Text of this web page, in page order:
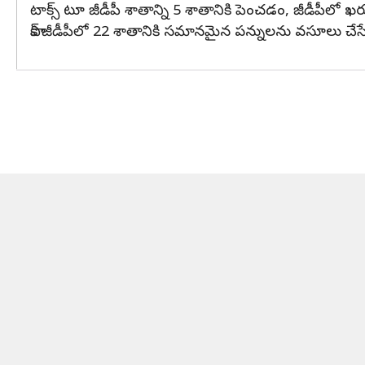
టాక్స్ టూ జీడీపీ శాతాన్ని 5 శాతానికి పెంచడం, జీడీపీలో
పాక్ జీడీపీలో 22 శాతానికి సమానమైన పన్నులను వసూలు